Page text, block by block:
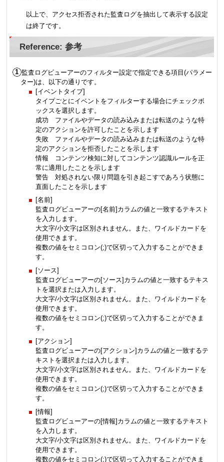
以上で、アクセス拒否された監査ログを抽出して表示する設定
は終了です。
Reference: 参考
監査ログビューアーのフィルター設定で指定できる項目(パラメー
ター)は、以下の通りです。
[イベントタイプ]
タイプごとにイベントをフィルターする場合にチェックボ
ックスを選択します。
成功 ファイルやデータの読み込みまたは転送のような特
定のアクションを許可したことを示します
失敗 ファイルやデータの読み込みまたは転送のような特
定のアクションを拒否したことを示します
情報 コンテンツ検知に対してコンテンツ認識ルールを正
常に適用したことを示します
警告 対処されない限り問題を引き起こすであろう状態に
直面したことを示します
[名前]
監査ログビューアーの[名前]カラムの値と一致するテキスト
を入力します。
大文字/小文字は区別されません。また、ワイルドカードを
使用できます。
複数の値をセミコロン(;)で区切って入力することができま
す。
[ソース]
監査ログビューアーの[ソース]カラムの値と一致するテキス
トを選択または入力します。
大文字/小文字は区別されません。また、ワイルドカードを
使用できます。
複数の値をセミコロン(;)で区切って入力することができま
す。
[アクション]
監査ログビューアーの[アクション]カラムの値と一致するテ
キストを選択または入力します。
大文字/小文字は区別されません。また、ワイルドカードを
使用できます。
複数の値をセミコロン(;)で区切って入力することができま
す。
[情報]
監査ログビューアーの[情報]カラムの値と一致するテキスト
を入力します。
大文字/小文字は区別されません。また、ワイルドカードを
使用できます。
複数の値をセミコロン(;)で区切って入力することができま